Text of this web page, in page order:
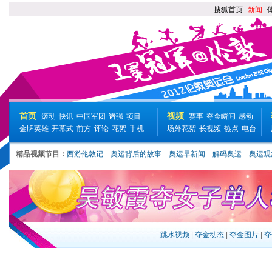
搜狐首页-新闻 -
首页 滚动 快讯 中国军团 诸强 项目
金牌英雄 开幕式 前方 评论 花絮 手机
视频 赛事 夺金瞬间 感动
场外花絮 长视频 热点 电台
精品视频节目： 西游伦敦记 奥运背后的故事 奥运早新闻 解码奥运 奥运
跳水视频| 夺金动态| 夺金图片|